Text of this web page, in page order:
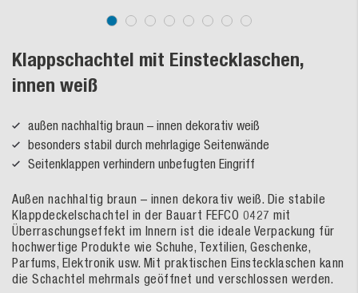
Klappschachtel mit Einstecklaschen,
innen weiß
außen nachhaltig braun – innen dekorativ weiß
besonders stabil durch mehrlagige Seitenwände
Seitenklappen verhindern unbefugten Eingriff
Außen nachhaltig braun – innen dekorativ weiß. Die stabile
Klappdeckelschachtel in der Bauart FEFCO 0427 mit
Überraschungseffekt im Innern ist die ideale Verpackung für
hochwertige Produkte wie Schuhe, Textilien, Geschenke,
Parfums, Elektronik usw. Mit praktischen Einstecklaschen kann
die Schachtel mehrmals geöffnet und verschlossen werden.